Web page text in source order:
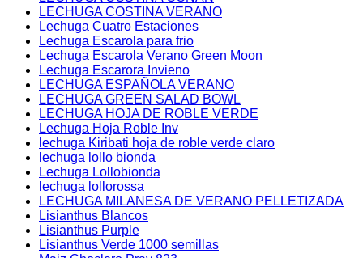
LECHUGA COSTINA VERANO
Lechuga Cuatro Estaciones
Lechuga Escarola para frio
Lechuga Escarola Verano Green Moon
Lechuga Escarora Invieno
LECHUGA ESPAÑOLA VERANO
LECHUGA GREEN SALAD BOWL
LECHUGA HOJA DE ROBLE VERDE
Lechuga Hoja Roble Inv
lechuga Kiribati hoja de roble verde claro
lechuga lollo bionda
Lechuga Lollobionda
lechuga lollorossa
LECHUGA MILANESA DE VERANO PELLETIZADA
Lisianthus Blancos
Lisianthus Purple
Lisianthus Verde 1000 semillas